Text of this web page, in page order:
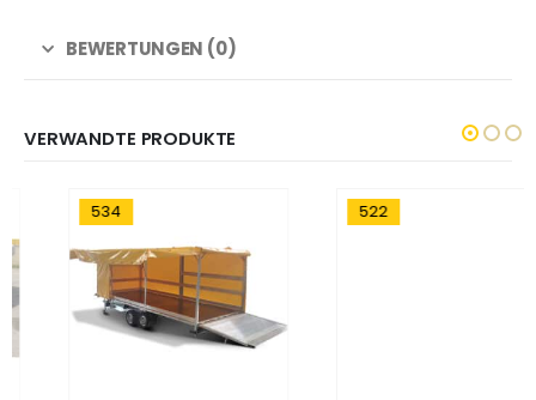
BEWERTUNGEN (0)
VERWANDTE PRODUKTE